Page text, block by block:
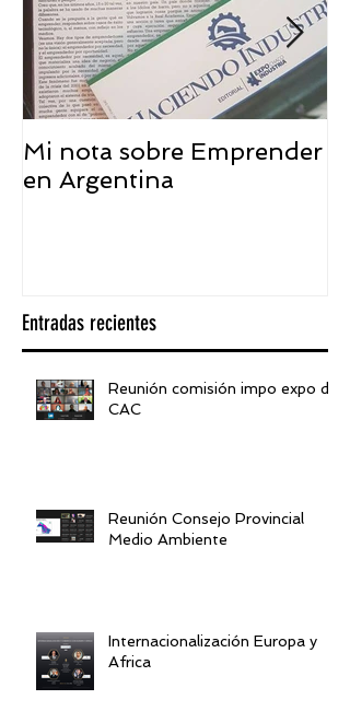
Mi nota sobre Emprender
en Argentina
Entradas recientes
Reunión comisión impo expo de
CAC
Reunión Consejo Provincial
Medio Ambiente
Internacionalización Europa y
Africa